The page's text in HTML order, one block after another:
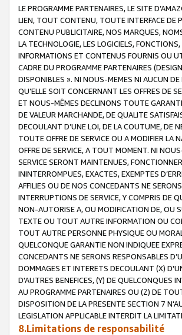
LE PROGRAMME PARTENAIRES, LE SITE
LIEN, TOUT CONTENU, TOUTE INTERFACE DE
CONTENU PUBLICITAIRE, NOS MARQUES,
LA TECHNOLOGIE, LES LOGICIELS,
INFORMATIONS ET CONTENUS FOURNIS OU
CADRE DU PROGRAMME PARTENAIRES
DISPONIBLES ». NI NOUS-MEMES NI AUCUN
QU’ELLE SOIT CONCERNANT LES OFFRES DE
ET NOUS-MÊMES DECLINONS TOUTE
DE VALEUR MARCHANDE, DE QUALITE
DECOULANT D’UNE LOI, DE LA COUTUME, DE
TOUTE OFFRE DE SERVICE OU A MODIFIER LA
OFFRE DE SERVICE, A TOUT MOMENT. NI
SERVICE SERONT MAINTENUES,
ININTERROMPUES, EXACTES, EXEMPTES
AFFILIES OU DE NOS CONCEDANTS NE
INTERRUPTIONS DE SERVICE, Y COMPRIS DE
NON-AUTORISE A, OU MODIFICATION DE, OU
TEXTE OU TOUT AUTRE INFORMATION OU
TOUT AUTRE PERSONNE PHYSIQUE OU
QUELCONQUE GARANTIE NON INDIQUEE
CONCEDANTS NE SERONS RESPONSABLES
DOMMAGES ET INTERETS DECOULANT (X)
D'AUTRES BENEFICES, (Y) DE QUELCONQUES
AU PROGRAMME PARTENAIRES OU (Z) DE
DISPOSITION DE LA PRESENTE SECTION 7
LEGISLATION APPLICABLE INTERDIT LA
8.Limitations de responsabilité